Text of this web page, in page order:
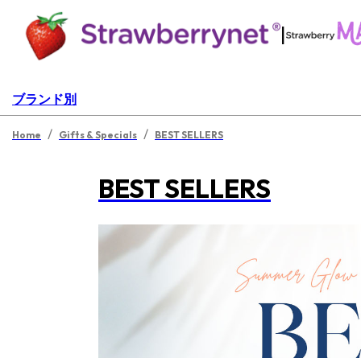
|
ブランド別
Home / Gifts & Specials / BEST SELLERS
BEST SELLERS